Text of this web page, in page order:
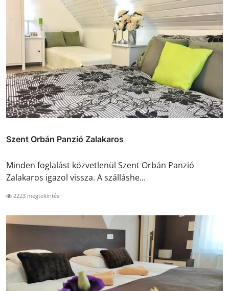
Szent Orbán Panzió Zalakaros
Minden foglalást közvetlenül Szent Orbán Panzió
Zalakaros igazol vissza. A szálláshe...
2223 megtekintés